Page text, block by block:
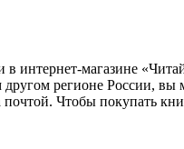
интернет-магазине
регионе России,
почтой. Чтобы покупать